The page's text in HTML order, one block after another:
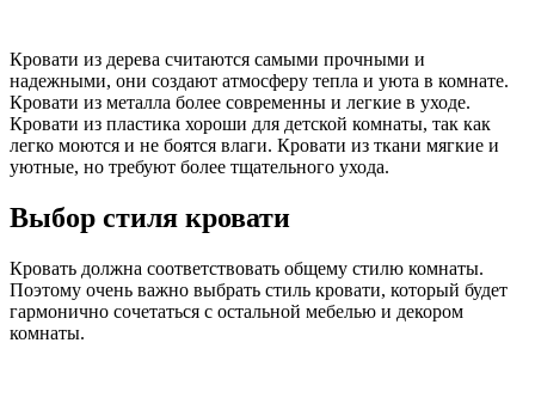
Кровати из дерева считаются самыми прочными и
надежными, они создают атмосферу тепла и уюта в комнате.
Кровати из металла более современны и легкие в уходе.
Кровати из пластика хороши для детской комнаты, так как
легко моются и не боятся влаги. Кровати из ткани мягкие и
уютные, но требуют более тщательного ухода.
Выбор стиля кровати
Кровать должна соответствовать общему стилю комнаты.
Поэтому очень важно выбрать стиль кровати, который будет
гармонично сочетаться с остальной мебелью и декором
комнаты.